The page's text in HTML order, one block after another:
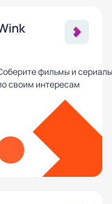
фильмы и сериалы
своим интересам